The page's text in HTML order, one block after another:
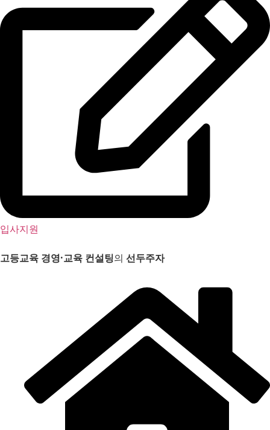
입사지원
고등교육 경영·교육 컨설팅의 선두주자